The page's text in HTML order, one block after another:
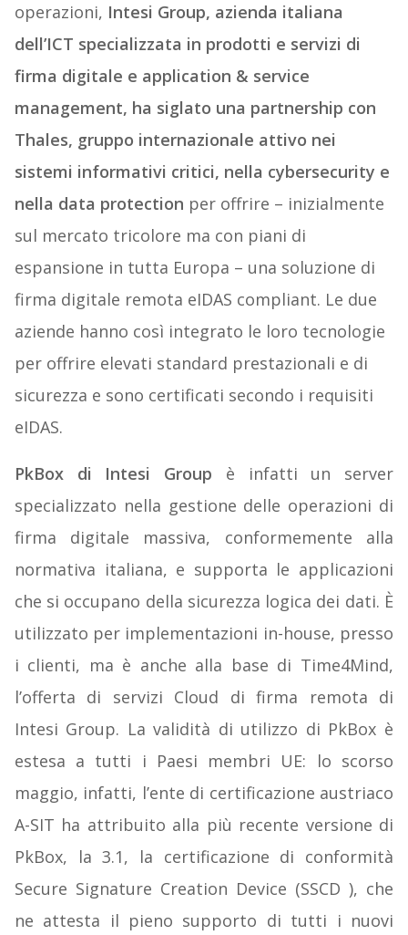
operazioni, Intesi Group, azienda italiana
dell’ICT specializzata in prodotti e servizi di
firma digitale e application & service
management, ha siglato una partnership con
Thales, gruppo internazionale attivo nei
sistemi informativi critici, nella cybersecurity e
nella data protection per offrire – inizialmente
sul mercato tricolore ma con piani di
espansione in tutta Europa – una soluzione di
firma digitale remota eIDAS compliant. Le due
aziende hanno così integrato le loro tecnologie
per offrire elevati standard prestazionali e di
sicurezza e sono certificati secondo i requisiti
eIDAS.
PkBox di Intesi Group è infatti un server
specializzato nella gestione delle operazioni di
firma digitale massiva, conformemente alla
normativa italiana, e supporta le applicazioni
che si occupano della sicurezza logica dei dati. È
utilizzato per implementazioni in-house, presso
i clienti, ma è anche alla base di Time4Mind,
l’offerta di servizi Cloud di firma remota di
Intesi Group. La validità di utilizzo di PkBox è
estesa a tutti i Paesi membri UE: lo scorso
maggio, infatti, l’ente di certificazione austriaco
A-SIT ha attribuito alla più recente versione di
PkBox, la 3.1, la certificazione di conformità
Secure Signature Creation Device (SSCD ), che
ne attesta il pieno supporto di tutti i nuovi